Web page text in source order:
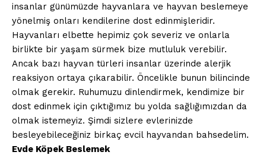
insanlar günümüzde hayvanlara ve hayvan beslemeye
yönelmiş onları kendilerine dost edinmişleridir.
Hayvanları elbette hepimiz çok severiz ve onlarla
birlikte bir yaşam sürmek bize mutluluk verebilir.
Ancak bazı hayvan türleri insanlar üzerinde alerjik
reaksiyon ortaya çıkarabilir. Öncelikle bunun bilincinde
olmak gerekir. Ruhumuzu dinlendirmek, kendimize bir
dost edinmek için çıktığımız bu yolda sağlığımızdan da
olmak istemeyiz. Şimdi sizlere evlerinizde
besleyebileceğiniz birkaç evcil hayvandan bahsedelim.
Evde Köpek Beslemek